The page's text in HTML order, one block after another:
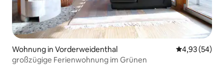
Wohnung in Vorderweidenthal
4,93 (54)
großzügige Ferienwohnung im Grünen